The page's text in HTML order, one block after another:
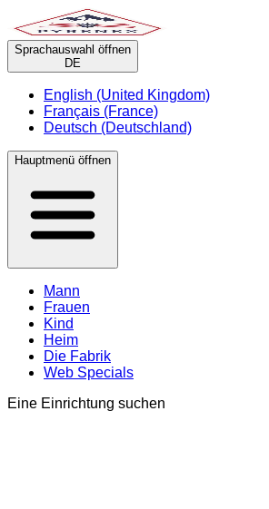
Sprachauswahl öffnen
DE
English (United Kingdom)
Français (France)
Deutsch (Deutschland)
Hauptmenü öffnen
Mann
Frauen
Kind
Heim
Die Fabrik
Web Specials
Eine Einrichtung suchen